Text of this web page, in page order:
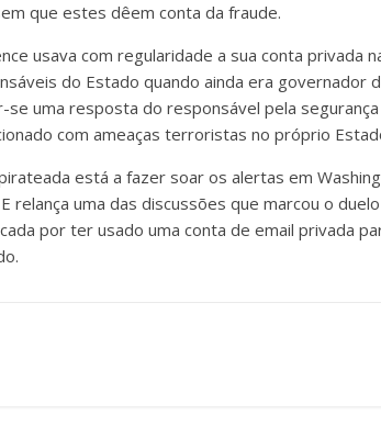
que estes dêem conta da fraude.
usava com regularidade a sua conta privada
do Estado quando ainda era governador
uma resposta do responsável pela
com ameaças terroristas no próprio
está a fazer soar os alertas em
relança uma das discussões que marcou o
por ter usado uma conta de email privada